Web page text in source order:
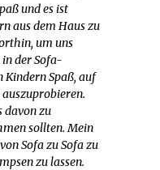
und es ist
aus dem Haus zu
um uns
der Sofa-
Kindern Spaß, auf
auszuprobieren.
davon zu
sollten. Mein
Sofa zu Sofa zu
zu lassen.